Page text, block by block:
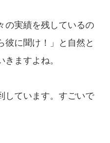
の実績を残しているの
彼に聞け！」と自然と
ますよね。
しています。すごいで